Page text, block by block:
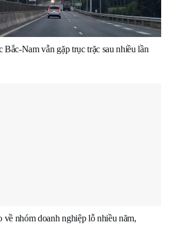
Bắc-Nam vẫn gặp trục trặc sau nhiều lần
về nhóm doanh nghiệp lỗ nhiều năm,